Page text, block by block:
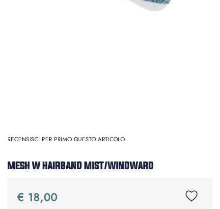
RECENSISCI PER PRIMO QUESTO ARTICOLO
MESH W HAIRBAND MIST/WINDWARD
€ 18,00